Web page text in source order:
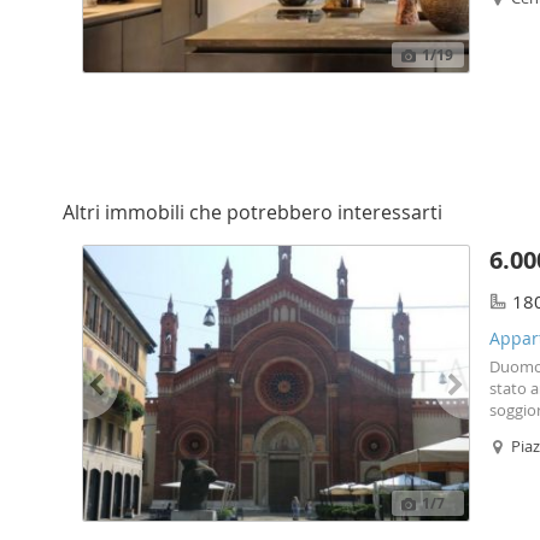
1/19
Altri immobili che potrebbero interessarti
1/7
stato
studio